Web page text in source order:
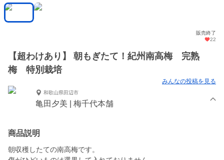
販売終了
22
【超わけあり】 朝もぎたて！紀州南高梅 完熟
梅 特別栽培
みんなの投稿を見る
和歌山県田辺市
亀田夕美 | 梅千代本舗
商品説明
朝収穫したての南高梅です。